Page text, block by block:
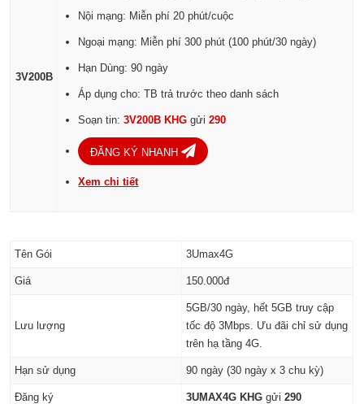
3V200B
Nội mạng: Miễn phí 20 phút/cuộc
Ngoại mạng: Miễn phí 300 phút (100 phút/30 ngày)
Hạn Dùng: 90 ngày
Áp dụng cho: TB trả trước theo danh sách
Soạn tin:3V200B KHGgửi290
ĐĂNG KÝ NHANH
Xem chi tiết
Tên Gói 3Umax4G
Giá 150.000đ
Lưu lượng
5GB/30 ngày, hết 5GB truy cập
tốc độ 3Mbps. Ưu đãi chỉ sử dụng
trên hạ tầng 4G.
Hạn sử dụng 90 ngày (30 ngày x 3 chu kỳ)
Đăng ký 3UMAX4G KHGgửi290